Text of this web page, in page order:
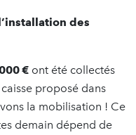
des
€ ont été collectés
proposé dans
la mobilisation ! Ce
demain dépend de